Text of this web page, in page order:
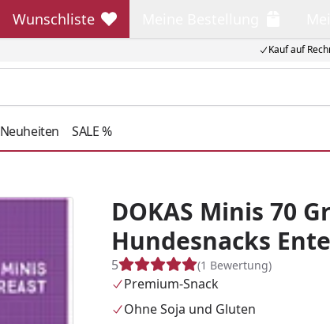
Kauf auf
Wunschliste
Wunschliste
Neuheiten SALE %
DOKAS Minis 70
Hundesnacks
5 (1 Bewertung)
Premium-Snack
Ohne Soja und Gluten